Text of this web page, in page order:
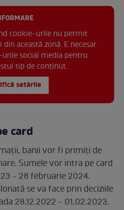
cookie-urile nu permit
această zonă. E necesar
social media pentru
tip de conținut.
setările
card
banii vor fi primiți de
Sumele vor intra pe card
- 28 februarie 2024.
se va face prin deciziile
28.12.2022 - 01.02.2023.